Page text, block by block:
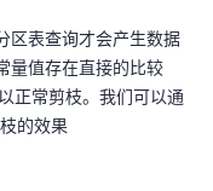
区表查询才会产生数据
量值存在直接的比较
正常剪枝。我们可以通
的效果